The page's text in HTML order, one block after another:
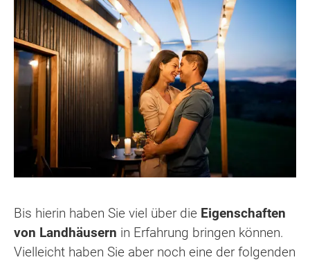
Bis hierin haben Sie viel über die Eigenschaften
von Landhäusern in Erfahrung bringen können.
Vielleicht haben Sie aber noch eine der folgenden